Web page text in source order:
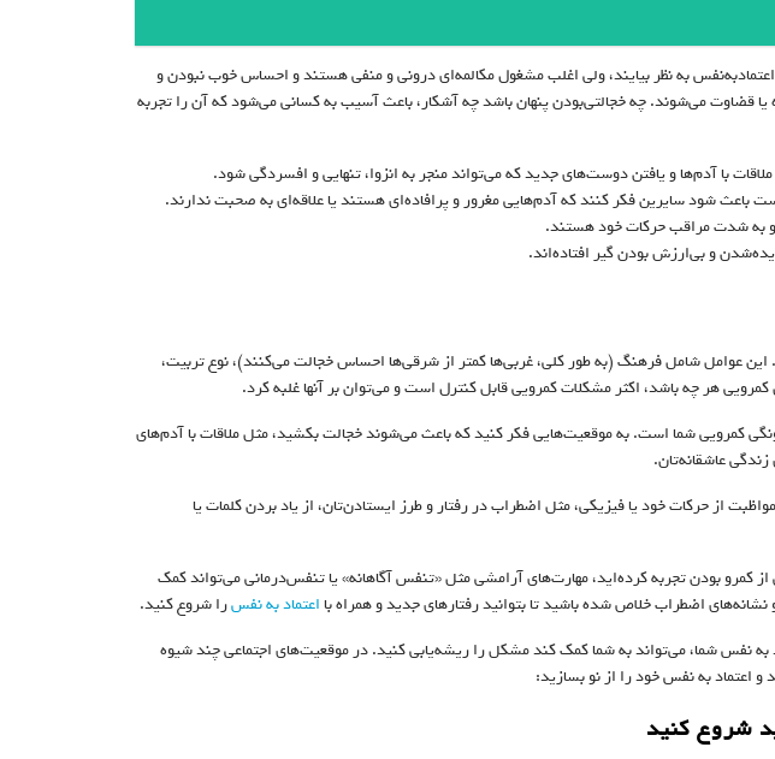
به‌ نظر بیایند، ولی اغلب مشغول مکالمه‌ای درونی و منفی هستند و احساس خوب‌ نبودن و
قضاوت می‌شوند. چه خجالتی‌بودن پنهان باشد چه آشکار، باعث آسیب به کسانی می‌شود که آن را تجربه
با آدم‌ها و یافتن دوست‌های جدید که می‌تواند منجر به انزوا، تنهایی و افسردگی شود.
شود سایرین فکر کنند که آدم‌هایی مغرور و پر‌افاده‌ای هستند یا علاقه‌ای به صحبت ندارند.
و به شدت مراقب حرکات خود هستند.
و بی‌ارزش بودن گیر افتاده‌اند.
عوامل شامل فرهنگ (به طور کلی، غربی‌ها کمتر از شرقی‌ها احساس خجالت می‌کنند)، نوع تربیت،
هر چه باشد، اکثر مشکلات کمرویی قابل کنترل است و می‌توان بر آنها غلبه کرد.
کمرویی شما است. به موقعیت‌هایی فکر کنید که باعث می‌شوند خجالت بکشید، مثل ملاقات با آدم‌‌های
عاشقانه‌تان.
از حرکات خود یا فیزیکی، مثل اضطراب در رفتار و طرز ایستادن‌تان، از یاد بردن کلمات یا
کمرو‌ بودن تجربه کرده‌اید، مهارت‌های آرامشی مثل «تنفس آگاهانه» یا تنفس‌درمانی می‌تواند کمک
نشانه‌های اضطراب خلاص شده باشید تا بتوانید رفتار‌های جدید و همراه بااعتماد به نفسرا شروع کنید.
به نفس شما، می‌تواند به شما کمک کند مشکل را ریشه‌یابی کنید. در موقعیت‌های اجتماعی چند شیوه
اعتماد‌ به نفس خود را از نو بسازید: